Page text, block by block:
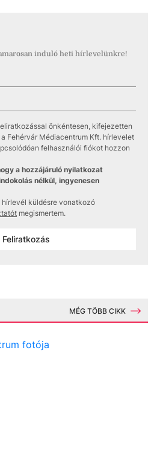
induló heti hírlevelünkre!
önkéntesen, kifejezetten
Fehérvár Médiacentrum Kft. hírlevelet
felhasználói fiókot hozzon
a hozzájáruló nyilatkozat
nélkül, ingyenesen
küldésre vonatkozó
megismertem.
Feliratkozás
MÉG TÖBB CIKK